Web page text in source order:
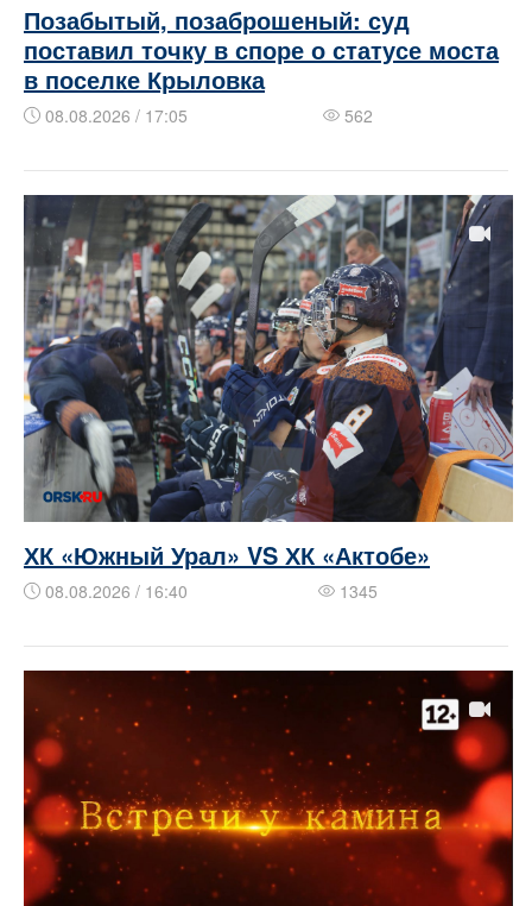
Позабытый, позаброшеный: суд
поставил точку в споре о статусе моста
в поселке Крыловка
08.08.2026 / 17:05 562
ХК «Южный Урал» VS ХК «Актобе»
08.08.2026 / 16:40 1345